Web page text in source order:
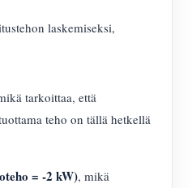
laskemiseksi,
tarkoittaa, että
teho on tällä hetkellä
= -2 kW), mikä